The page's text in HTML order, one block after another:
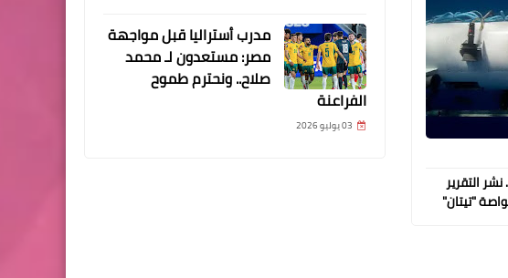
نشر التقرير
"تيتان"
مدرب أستراليا قبل مواجهة
مصر: مستعدون لـ محمد
صلاح.. ونحترم طموح
الفراعنة
03 يوليو 2026